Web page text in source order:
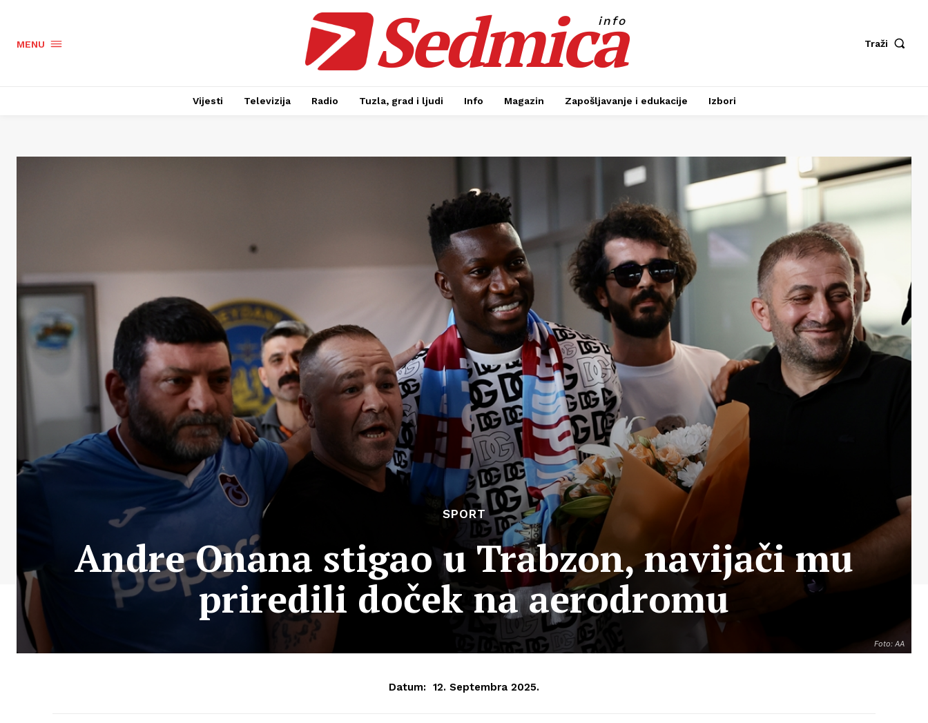
MENU Sedmica
info
Traži
Vijesti Televizija Radio Tuzla, grad i ljudi Info Magazin Zapošljavanje i edukacije Izbori
Foto: AA
SPORT
Andre Onana stigao u Trabzon, navijači mu
priredili doček na aerodromu
Datum: 12. Septembra 2025.